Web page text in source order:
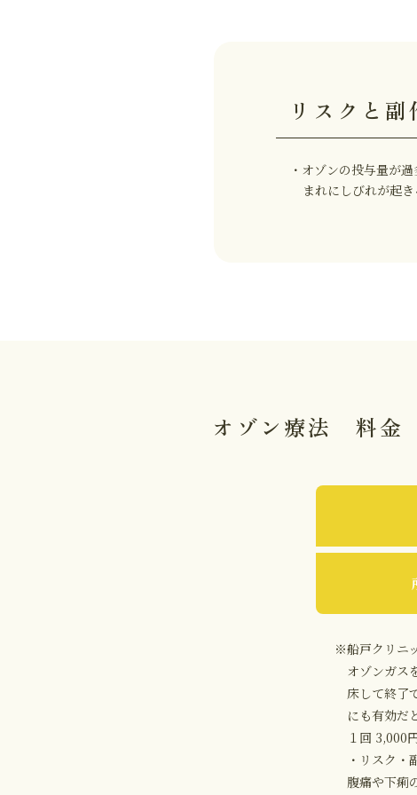
リスクと副
・オゾンの投与量が
まれにしびれが起き
オゾン療法 料金
※船戸クリニ
オゾンガス
床して終了
にも有効だ
１回 3,000
・リスク・
腹痛や下痢